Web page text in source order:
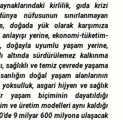
kirlilik, gıda krizi
nüfusunun sınırlanmayan
doğada yük olarak karşımıza
yerine, ekonomi-tüketim-
doğayla uyumlu yaşam yerine,
altında sürdürülemez kalkınma
sağlıklı ve temiz çevrede yaşama
doğal yaşam alanlarının
yoksulluk, asgari hijyen ve sağlık
yaşam biçiminin dayatıldığı
ve üretim modelleri aynı kaldığı
9 milyar 600 milyona ulaşacak